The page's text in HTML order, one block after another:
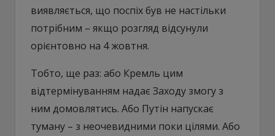
виявляється, що поспіх був не настільки
потрібним – якщо розгляд відсунули
орієнтовно на 4 жовтня.
Тобто, ще раз: або Кремль цим
відтермінуванням надає Заходу змогу з
ним домовлятись. Або Путін напускає
туману – з неочевидними поки цілями. Або